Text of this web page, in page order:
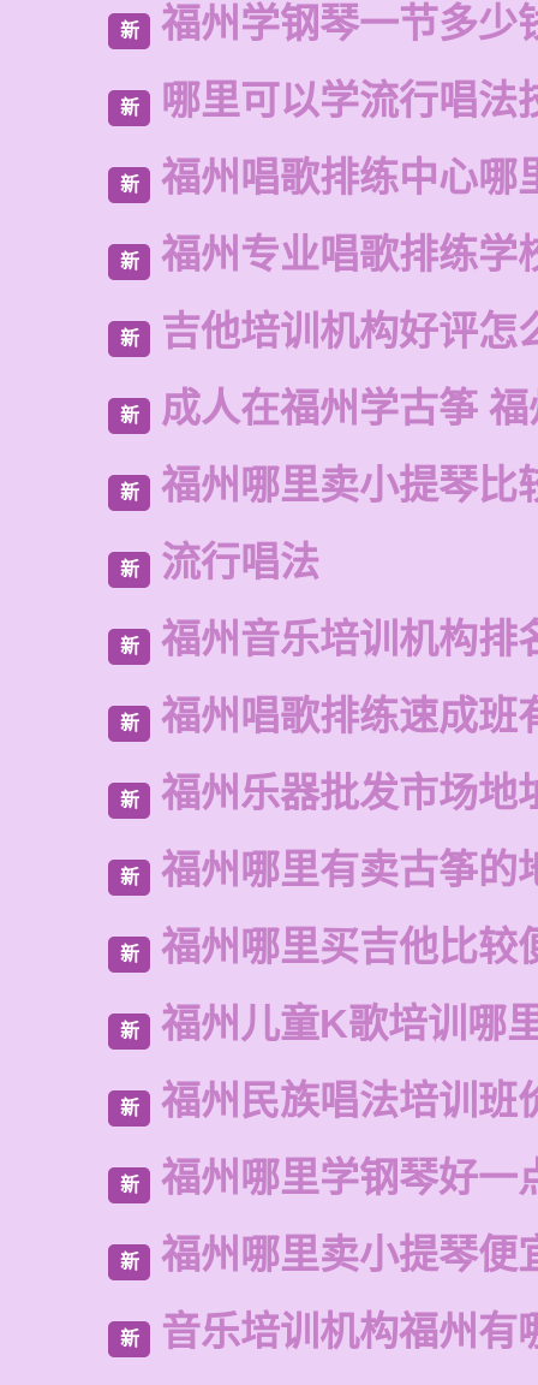
新 福州学钢琴一节多少
新 哪里可以学流行唱法
新 福州唱歌排练中心哪
新 福州专业唱歌排练学
新 吉他培训机构好评怎
新 成人在福州学古筝
新 福州哪里卖小提琴比
新 流行唱法
新 福州音乐培训机构排
新 福州唱歌排练速成班
新 福州乐器批发市场地
新 福州哪里有卖古筝的
新 福州哪里买吉他比较
新 福州儿童K歌培训哪
新 福州民族唱法培训班
新 福州哪里学钢琴好一
新 福州哪里卖小提琴便
新 音乐培训机构福州有